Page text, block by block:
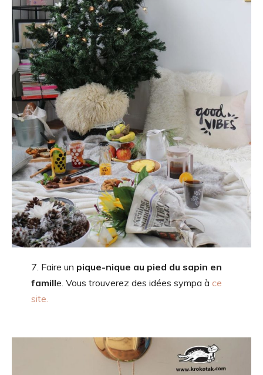
7. Faire un pique-nique au pied du sapin en
famille. Vous trouverez des idées sympa à ce
site.